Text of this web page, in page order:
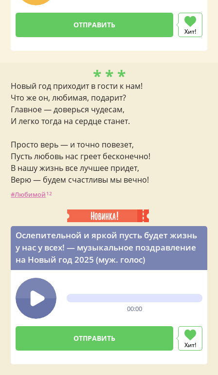
Хит!
Ослепительной и яркой пусть будет жизнь
у нас у всех! — музыкальное поздравление
на Новый год 2025 (муж. голос)
00:00
Хит!
* * *
Новый год приходит в гости к нам!
Что же он, любимая, подарит?
Главное — доверься чудесам,
И легко тогда на сердце станет.
Просто верь — и точно повезет,
Пусть любовь нас греет бесконечно!
В нашу жизнь все лучшее придет,
Верю — будем счастливы мы вечно!
Любимой 12